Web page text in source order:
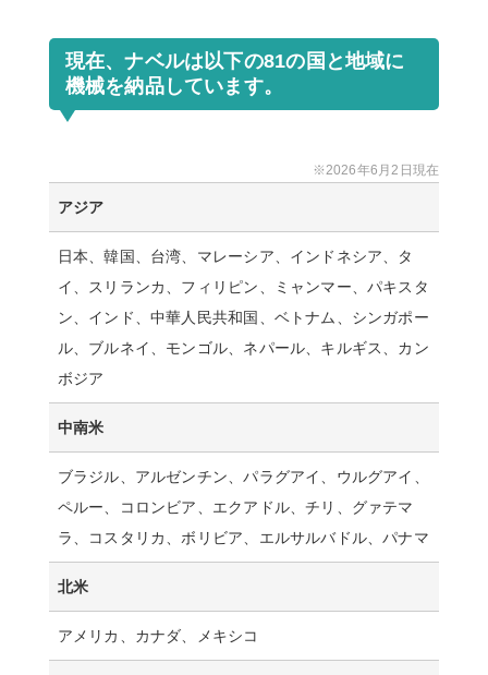
現在、ナベルは以下の81の国と地域に
機械を納品しています。
※2026年6月2日現在
アジア
日本、韓国、台湾、マレーシア、インドネシア、タ
イ、スリランカ、フィリピン、ミャンマー、パキスタ
ン、インド、中華人民共和国、ベトナム、シンガポー
ル、ブルネイ、モンゴル、ネパール、キルギス、カン
ボジア
中南米
ブラジル、アルゼンチン、パラグアイ、ウルグアイ、
ペルー、コロンビア、エクアドル、チリ、グァテマ
ラ、コスタリカ、ボリビア、エルサルバドル、パナマ
北米
アメリカ、カナダ、メキシコ